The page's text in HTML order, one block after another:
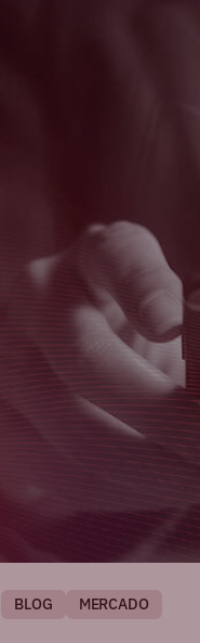
BLOG MERCADO